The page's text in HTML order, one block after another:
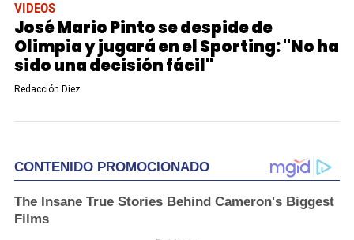
VIDEOS
José Mario Pinto se despide de
Olimpia y jugará en el Sporting: "No ha
sido una decisión fácil"
Redacción Diez